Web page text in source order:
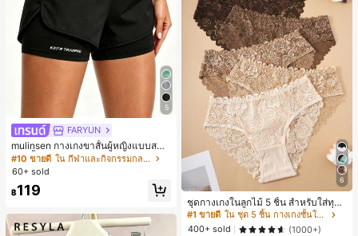
5
FARYUN
mulinsen กางเกงขาสั้นผู้หญิงแบบสบา
ยๆ สีพื้น หลวม อเนกประสงค์ กางเกงขา
สั้นกีฬา 2-In-1 สำหรับวิ่ง ฟิตเนส และก
#10 ขายดี
ใน กีฬาและกิจกรรมกลางแจ้ง
60+ sold
฿119
6
ชุดกางเกงในลูกไม้ 5 ชิ้น สำหรับใส่ทุกวั
น
#1 ขายดี
ลูกค้ากลับมาซื้อซ้ำ!
#1 ขายดี
ใน ชุด 5 ชิ้น กางเกงชั้นในผู้หญิง
ลูกค้ากลับมาซื้อซ้ำ!
#1 ขายดี
ใน ชุด 5 ชิ้น กางเกงชั้นในผู้หญิง
ลูกค้ากลับมาซื้อซ้ำ!
400+ sold (1000+)